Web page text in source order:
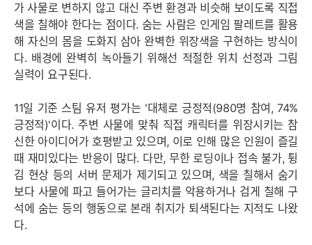
가 사물로 변하지 않고 대신 주변 환경과 비슷해 보이도록 직접
색을 칠해야 한다는 점이다. 숨는 사람은 인게임 팔레트를 활용
해 자신의 몸을 도화지 삼아 완벽한 위장색을 구현하는 방식이
다. 배경에 완벽히 녹아들기 위해선 적절한 위치 선정과 그림
실력이 요구된다.
11일 기준 스팀 유저 평가는 '대체로 긍정적(980명 참여, 74%
긍정적)'이다. 주변 사물에 맞춰 직접 캐릭터를 위장시키는 참
신한 아이디어가 호평받고 있으며, 이로 인해 많은 인원이 즐길
때 재미있다는 반응이 많다. 다만, 무한 로딩이나 접속 불가, 튕
김 현상 등의 서버 문제가 제기되고 있으며, 색을 칠해서 숨기
보다 사물에 파고 들어가는 글리치를 악용하거나 검게 칠해 구
석에 숨는 등의 행동으로 본래 취지가 퇴색된다는 지적도 나왔
다.